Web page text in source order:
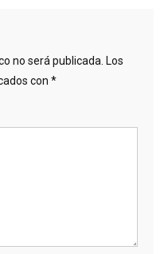
no será publicada. Los
con *